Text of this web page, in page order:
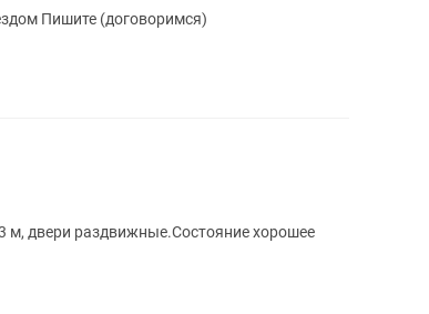
Б/у Состояние отличное, продаю в связи с переездом Пишите (договоримся)
двери раздвижные.Состояние хорошее